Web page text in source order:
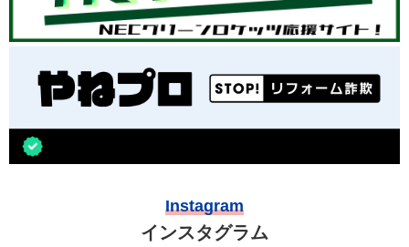
Instagram
インスタグラム